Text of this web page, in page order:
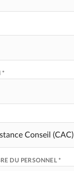
*
Conseil (CAC)
DU PERSONNEL *